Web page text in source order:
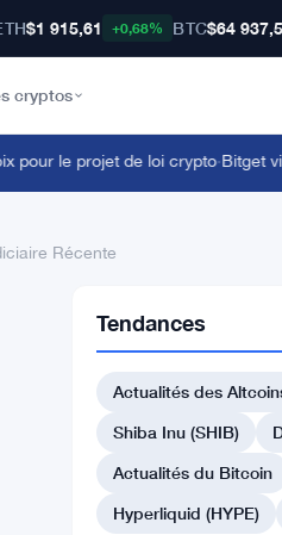
$1 915,61 +0,68% BTC$64
cryptos
le projet de loi crypto·Bitget vise
Récente
Tendances
Actualités des
Shiba Inu (SHIB)
Actualités du Bitcoin
Hyperliquid (HYPE)